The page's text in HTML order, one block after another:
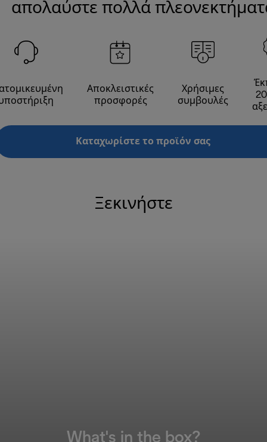
απολαύστε πολλά
Αποκλειστικές
προσφορές
Χρήσιμες
συμβουλές
Καταχωρίστε το προϊόν σας
Ξεκινήστε
What's in the box?